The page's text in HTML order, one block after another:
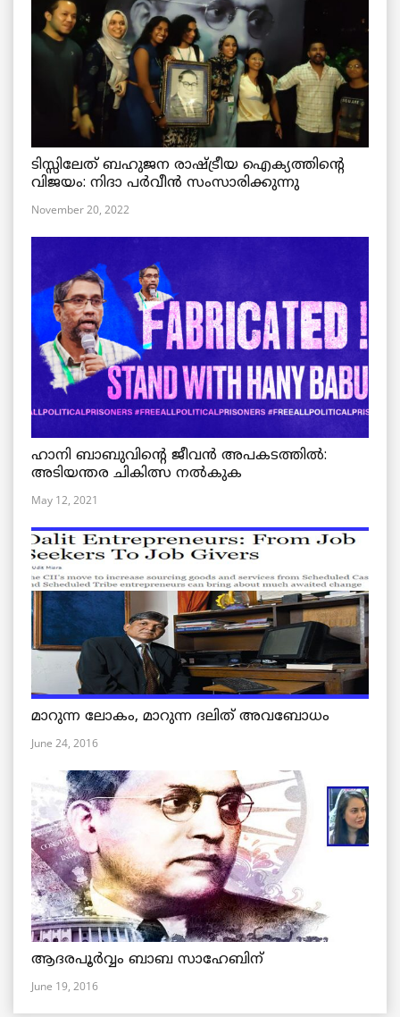
ടിസ്സിലേത് ബഹുജന രാഷ്ട്രീയ ഐക്യത്തിന്റെ
വിജയം: നിദാ പർവീൻ സംസാരിക്കുന്നു
November 20, 2022
ഹാനി ബാബുവിന്റെ ജീവൻ അപകടത്തിൽ:
അടിയന്തര ചികിത്സ നൽകുക
May 12, 2021
മാറുന്ന ലോകം, മാറുന്ന ദലിത് അവബോധം
June 24, 2016
ആദരപൂര്‍വ്വം ബാബ സാഹേബിന്
June 19, 2016